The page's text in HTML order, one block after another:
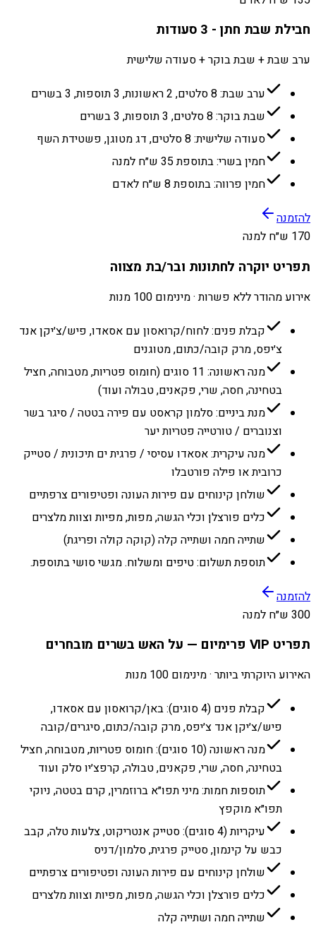
חבילת שבת חתן - 3 סעודות
ערב שבת + שבת בוקר + סעודה שלישית
ערב שבת: 8 סלטים, 2 ראשונות, 3 תוספות, 3 בשרים
שבת בוקר: 8 סלטים, 3 תוספות, 3 בשרים
סעודה שלישית: 8 סלטים, דג מטוגן, פשטידת השף
חמין בשרי: בתוספת 35 ש״ח למנה
חמין פרווה: בתוספת 8 ש״ח לאדם
להזמנה
170 ש״ח למנה
תפריט יוקרה לחתונות ובר/בת מצווה
אירוע מהודר ללא פשרות · מינימום 100 מנות
קבלת פנים: לחוח/קרואסון עם אסאדו, פיש/צ׳יקן אנד
צ׳יפס, מרק קובה/כתום, מטוגנים
מנה ראשונה: 11 סוגים (חומוס פטריות, מטבוחה, חציל
בטחינה, חסה, שרי, פקאנים, טבולה ועוד)
מנת ביניים: סלמון קראסט עם פירה בטטה / סיגר בשר
וצנוברים / טורטייה פטריות יער
מנה עיקרית: אסאדו עסיסי / פרגית ים תיכונית / סטייק
כרובית או פילה פורטבלו
שולחן קינוחים עם פירות העונה ופטיפורים צרפתיים
כלים פורצלן וכלי הגשה, מפות, מפיות וצוות מלצרים
שתייה חמה ושתייה קלה (קוקה קולה ופריגת)
תוספת תשלום: טיפים ומשלוח. מגשי סושי בתוספת.
להזמנה
300 ש״ח למנה
תפריט VIP פרימיום — על האש בשרים מובחרים
האירוע היוקרתי ביותר · מינימום 100 מנות
קבלת פנים (4 סוגים): באן/קרואסון עם אסאדו,
פיש/צ׳יקן אנד צ׳יפס, מרק קובה/כתום, סיגרים/קובה
מנה ראשונה (10 סוגים): חומוס פטריות, מטבוחה, חציל
בטחינה, חסה, שרי, פקאנים, טבולה, קרפצ׳יו סלק ועוד
תוספות חמות: מיני תפו״א ברוזמרין, קרם בטטה, ניוקי
תפו״א מוקפץ
עיקריות (4 סוגים): סטייק אנטריקוט, צלעות טלה, קבב
כבש על קינמון, סטייק פרגית, סלמון/דניס
שולחן קינוחים עם פירות העונה ופטיפורים צרפתיים
כלים פורצלן וכלי הגשה, מפות, מפיות וצוות מלצרים
שתייה חמה ושתייה קלה